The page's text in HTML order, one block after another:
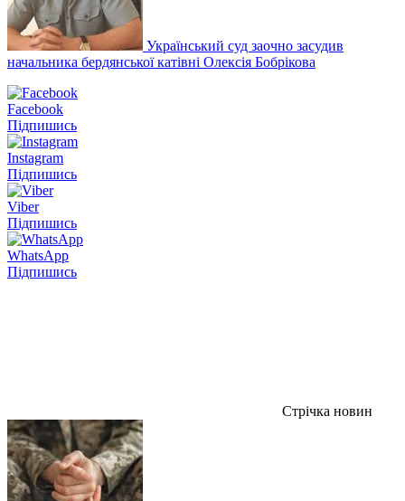
Український суд заочно засудив
начальника бердянської катівні Олексія Бобрікова
Facebook
Підпишись
Instagram
Підпишись
Viber
Підпишись
WhatsApp
Підпишись
Стрічка новин